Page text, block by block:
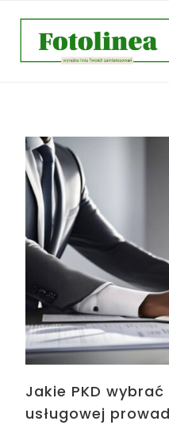
Jakie PKD
usługowej